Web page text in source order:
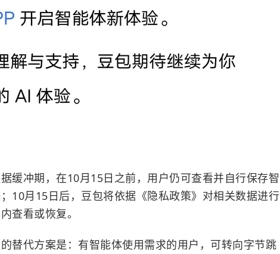
缓冲期，在10月15日之前，用户仍可查看并自行保存智
10月15日后，豆包将依据《隐私政策》对相关数据进行
查看或恢复。
替代方案是：有智能体使用需求的用户，可转向字节跳